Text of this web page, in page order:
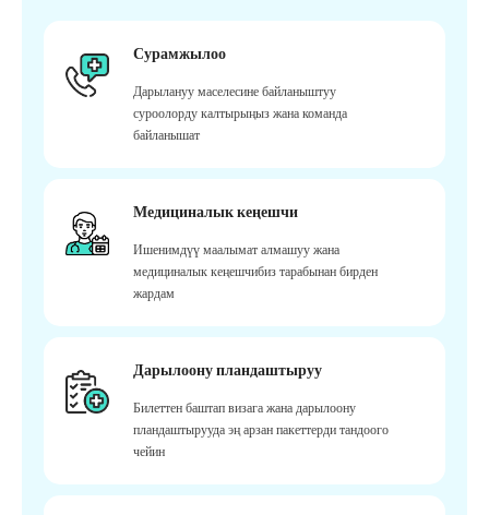
Сурамжылоо
Дарылануу маселесине байланыштуу
суроолорду калтырыңыз жана команда
байланышат
Медициналык кеңешчи
Ишенимдүү маалымат алмашуу жана
медициналык кеңешчибиз тарабынан бирден
жардам
Дарылоону пландаштыруу
Билеттен баштап визага жана дарылоону
пландаштырууда эң арзан пакеттерди тандоого
чейин